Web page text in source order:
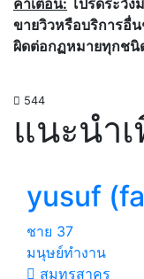
คำเตือน: โปรดระวัง
ขายวิวหรือบริการอื่
ผิดต่อกฏหมายทุกชนิ
544
แนะนำ
yusuf
ชาย 37
มนุษย์ทำงาน
สมุทรสาคร